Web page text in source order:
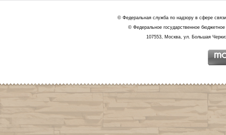
© Федеральная служба по надзору в сфере
© Федеральное государственное
107553, Москва, ул. Большая